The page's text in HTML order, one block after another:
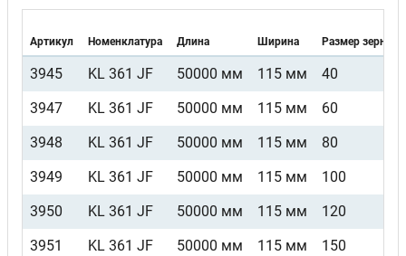
Артикул Номенклатура Длина Ширина Размер зерна
3945 KL 361 JF 50000 мм 115 мм
40
3947
KL 361 JF 50000 мм 115 мм
60
3948
KL 361 JF 50000 мм 115 мм
80
3949
KL 361 JF 50000 мм 115 мм
100
3950
KL 361 JF 50000 мм 115 мм
120
3951
KL 361 JF 50000 мм 115 мм
150